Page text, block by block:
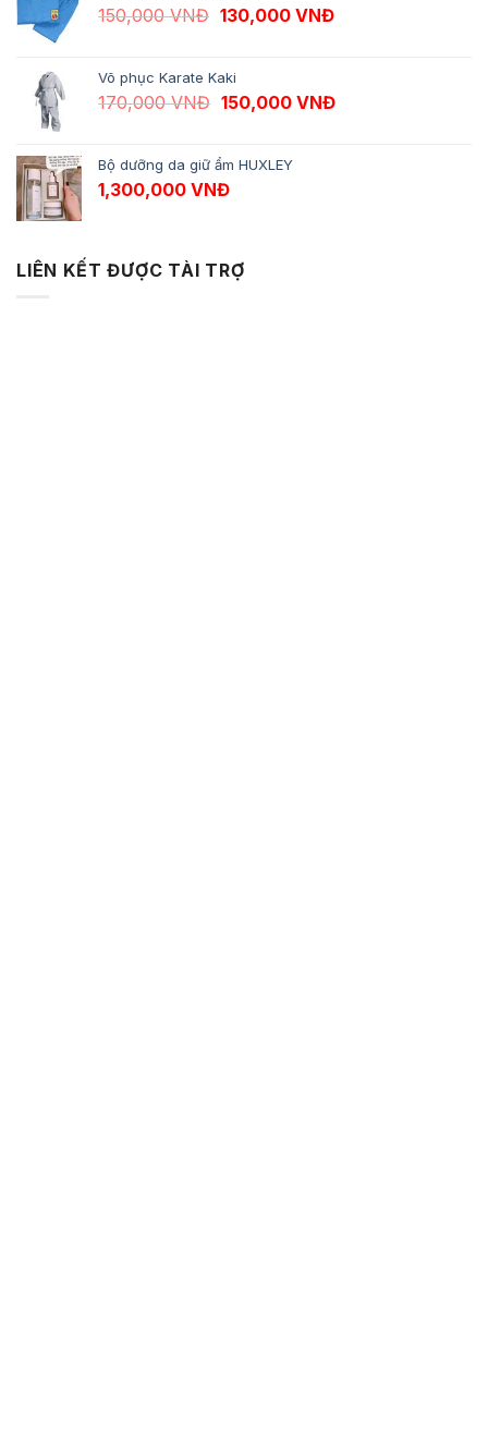
150,000VNĐ Giá gốc là: 150,000 VNĐ.
130,000 VNĐGiá hiện tại là:
Võ phục Karate Kaki
170,000VNĐ Giá gốc là: 170,000 VNĐ.
150,000 VNĐGiá hiện tại là:
Bộ dưỡng da giữ ẩm HUXLEY
1,300,000 VNĐ
LIÊN KẾT ĐƯỢC TÀI TRỢ